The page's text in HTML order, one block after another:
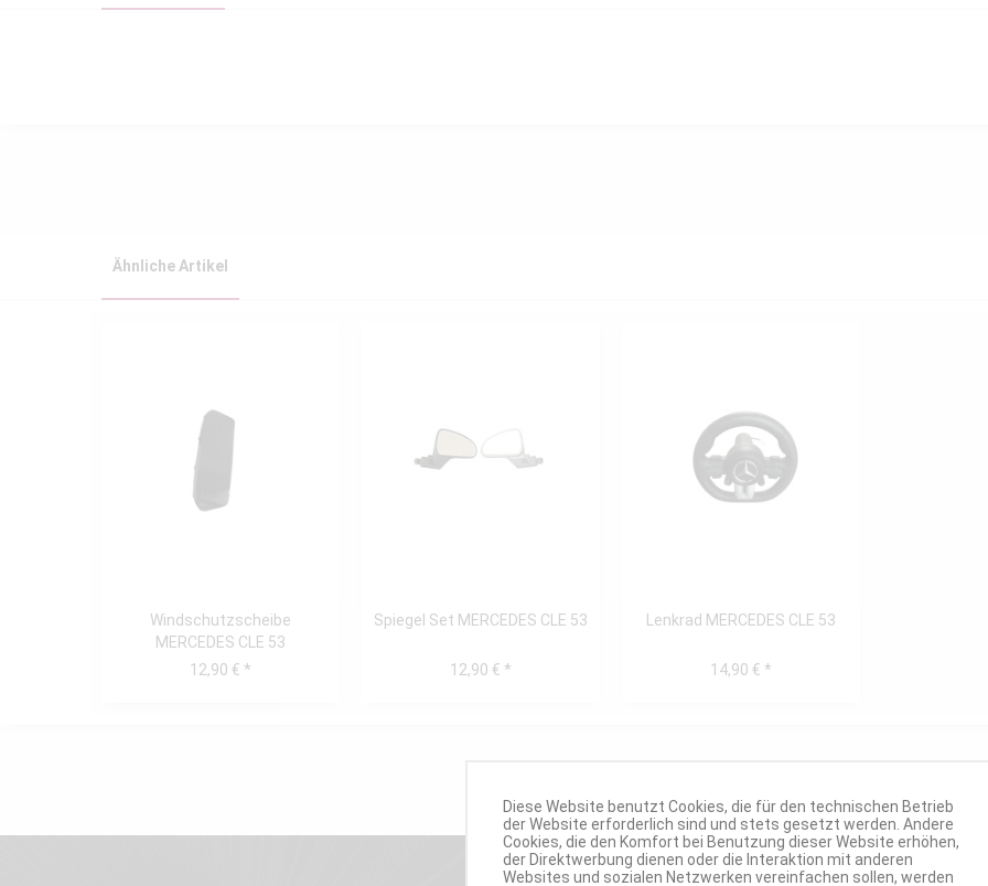
Ähnliche Artikel
Windschutzscheibe
MERCEDES CLE 53
12,90 € *
Spiegel Set MERCEDES CLE 53
12,90 € *
Lenkrad MERCEDES CLE 53
14,90 € *
Diese Website benutzt Cookies, die für den technischen Betrieb
der Website erforderlich sind und stets gesetzt werden. Andere
Cookies, die den Komfort bei Benutzung dieser Website erhöhen,
der Direktwerbung dienen oder die Interaktion mit anderen
Websites und sozialen Netzwerken vereinfachen sollen, werden